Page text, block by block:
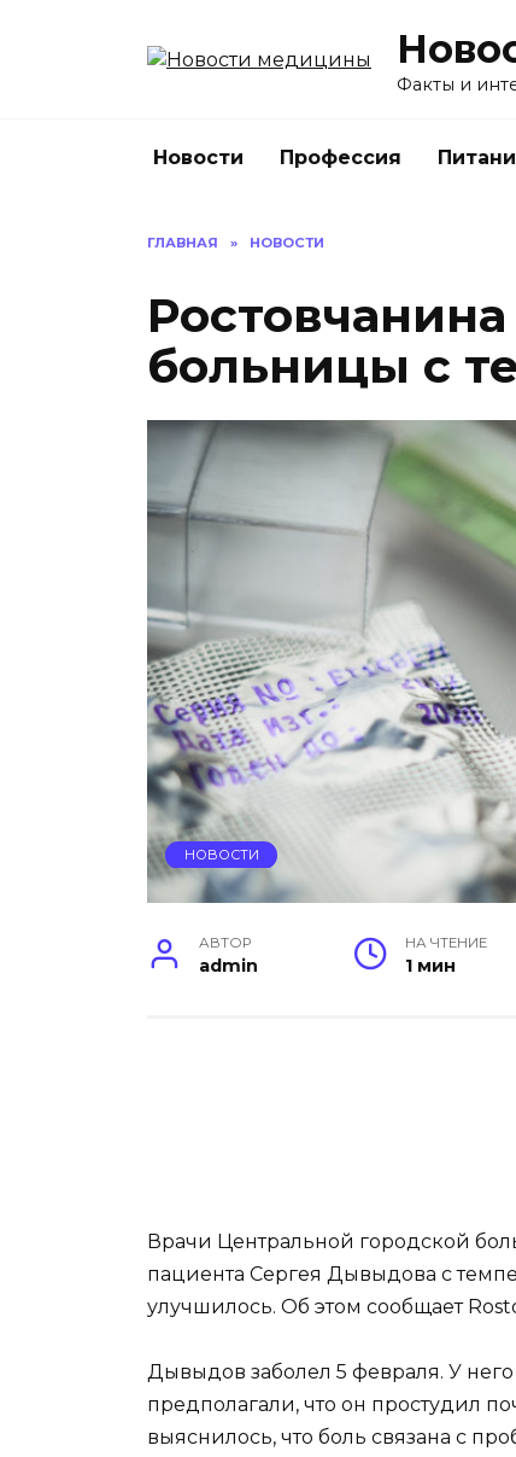
Факты и
Новости Профессия
ГЛАВНАЯ » НОВОСТИ
больницы с
НОВОСТИ
АВТОР
admin
НА ЧТЕНИЕ
1 мин
Врачи Центральной городской
пациента Сергея Дывыдова с
улучшилось. Об этом сообщает
Дывыдов заболел 5 февраля. У
предполагали, что он простудил
выяснилось, что боль связана с